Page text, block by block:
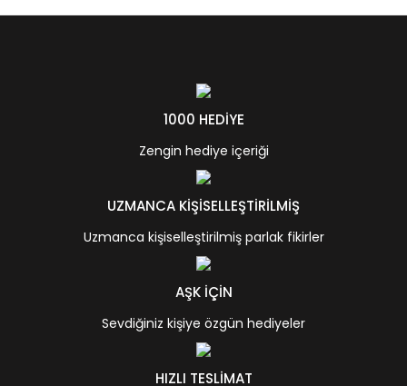
1000 HEDİYE
Zengin hediye içeriği
UZMANCA KİŞİSELLEŞTİRİLMİŞ
Uzmanca kişiselleştirilmiş parlak fikirler
AŞK İÇİN
Sevdiğiniz kişiye özgün hediyeler
HIZLI TESLİMAT